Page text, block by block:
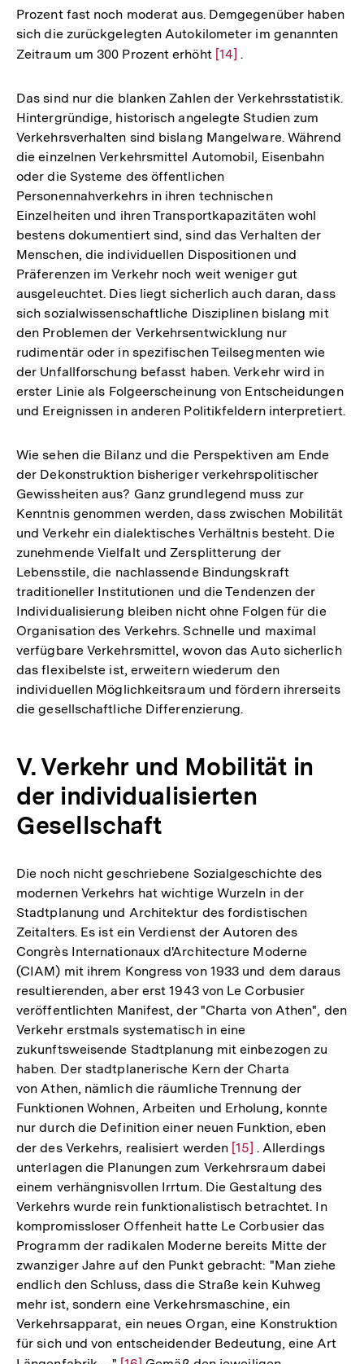
Prozent fast noch moderat aus. Demgegenüber haben
sich die zurückgelegten Autokilometer im genannten
Zeitraum um 300 Prozent erhöht Zur
der
Fußnote
[14] .
Das sind nur die blanken Zahlen der Verkehrsstatistik.
Hintergründige, historisch angelegte Studien zum
Verkehrsverhalten sind bislang Mangelware. Während
die einzelnen Verkehrsmittel Automobil, Eisenbahn
oder die Systeme des öffentlichen
Personennahverkehrs in ihren technischen
Einzelheiten und ihren Transportkapazitäten wohl
bestens dokumentiert sind, sind das Verhalten der
Menschen, die individuellen Dispositionen und
Präferenzen im Verkehr noch weit weniger gut
ausgeleuchtet. Dies liegt sicherlich auch daran, dass
sich sozialwissenschaftliche Disziplinen bislang mit
den Problemen der Verkehrsentwicklung nur
rudimentär oder in spezifischen Teilsegmenten wie
der Unfallforschung befasst haben. Verkehr wird in
erster Linie als Folgeerscheinung von Entscheidungen
und Ereignissen in anderen Politikfeldern interpretiert.
Wie sehen die Bilanz und die Perspektiven am Ende
der Dekonstruktion bisheriger verkehrspolitischer
Gewissheiten aus? Ganz grundlegend muss zur
Kenntnis genommen werden, dass zwischen Mobilität
und Verkehr ein dialektisches Verhältnis besteht. Die
zunehmende Vielfalt und Zersplitterung der
Lebensstile, die nachlassende Bindungskraft
traditioneller Institutionen und die Tendenzen der
Individualisierung bleiben nicht ohne Folgen für die
Organisation des Verkehrs. Schnelle und maximal
verfügbare Verkehrsmittel, wovon das Auto sicherlich
das flexibelste ist, erweitern wiederum den
individuellen Möglichkeitsraum und fördern ihrerseits
die gesellschaftliche Differenzierung.
V. Verkehr und Mobilität in
der individualisierten
Gesellschaft
Die noch nicht geschriebene Sozialgeschichte des
modernen Verkehrs hat wichtige Wurzeln in der
Stadtplanung und Architektur des fordistischen
Zeitalters. Es ist ein Verdienst der Autoren des
Congrès Internationaux d'Architecture Moderne
(CIAM) mit ihrem Kongress von 1933 und dem daraus
resultierenden, aber erst 1943 von Le Corbusier
veröffentlichten Manifest, der "Charta von Athen", den
Verkehr erstmals systematisch in eine
zukunftsweisende Stadtplanung mit einbezogen zu
haben. Der stadtplanerische Kern der Charta
von Athen, nämlich die räumliche Trennung der
Funktionen Wohnen, Arbeiten und Erholung, konnte
nur durch die Definition einer neuen Funktion, eben
der des Verkehrs, realisiert werden Zur
Auflösung
der
Fußnote
[15] . Allerdings
unterlagen die Planungen zum Verkehrsraum dabei
einem verhängnisvollen Irrtum. Die Gestaltung des
Verkehrs wurde rein funktionalistisch betrachtet. In
kompromissloser Offenheit hatte Le Corbusier das
Programm der radikalen Moderne bereits Mitte der
zwanziger Jahre auf den Punkt gebracht: "Man ziehe
endlich den Schluss, dass die Straße kein Kuhweg
mehr ist, sondern eine Verkehrsmaschine, ein
Verkehrsapparat, ein neues Organ, eine Konstruktion
für sich und von entscheidender Bedeutung, eine Art